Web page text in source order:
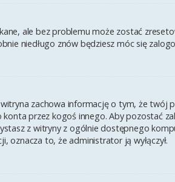
ale bez problemu może zostać
niedługo znów będziesz móc się
zachowa informację o tym, że twój
przez kogoś innego. Aby pozostać
z witryny z ogólnie dostępnego
oznacza to, że administrator ją wyłączył.